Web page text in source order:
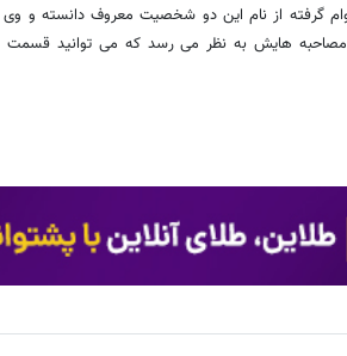
گرفته از نام این دو شخصیت معروف دانسته و وی
مصاحبه هایش به نظر می رسد که می توانید قسمت